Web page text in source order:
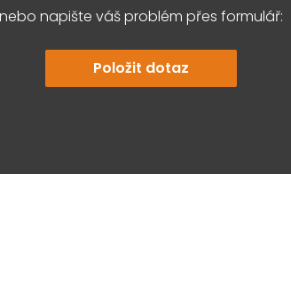
nebo napište váš problém přes formulář:
Položit dotaz